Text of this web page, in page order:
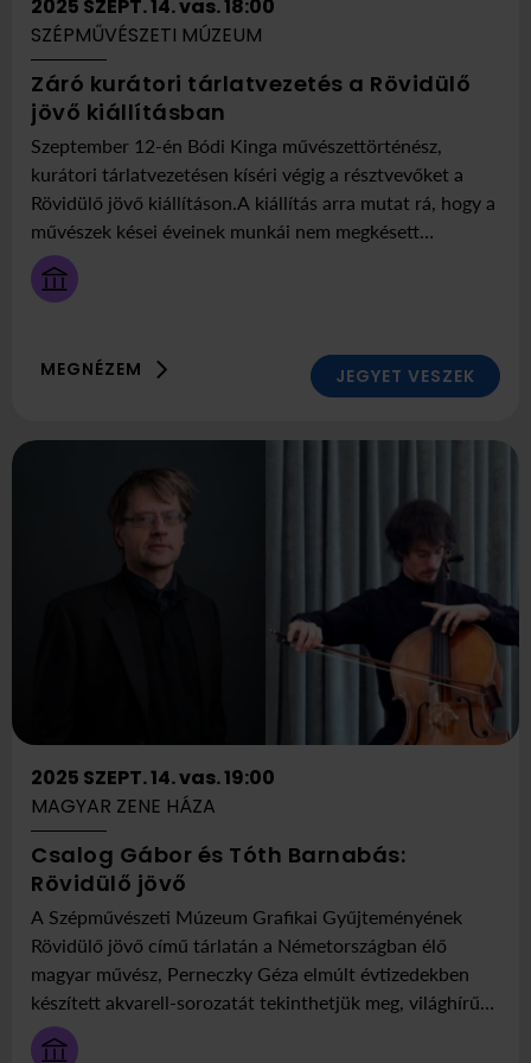
2025 SZEPT. 14. vas. 18:00
SZÉPMŰVÉSZETI MÚZEUM
Záró kurátori tárlatvezetés a Rövidülő
jövő kiállításban
2025
szeptember
14
vasárnap
Szépművészeti
Múzeum
Szeptember 12-én Bódi Kinga művészettörténész,
kurátori tárlatvezetésen kíséri végig a résztvevőket a
Rövidülő jövő kiállításon.A kiállítás arra mutat rá, hogy a
művészek kései éveinek munkái nem megkésett
alkotások, hanem az életmű izgalmas alkotóelemei.
MEGNÉZEM JEGYET VESZEK
2025 SZEPT. 14. vas. 19:00
MAGYAR ZENE HÁZA
Csalog Gábor és Tóth Barnabás:
Rövidülő jövő
2025
szeptember
14
vasárnap
Magyar
Zene
Háza
A Szépművészeti Múzeum Grafikai Gyűjteményének
Rövidülő jövő című tárlatán a Németországban élő
magyar művész, Perneczky Géza elmúlt évtizedekben
készített akvarell-sorozatát tekinthetjük meg, világhírű
művészek (Goya, van Gogh, Camille Corot, Manet,
Rodin, Toulouse-Lautrec, Picasso) késői